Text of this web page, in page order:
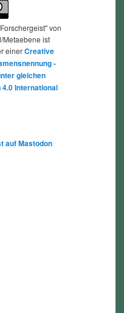
von
Metaebene ist
einerCreative
-
gleichen
4.0 International
auf Mastodon